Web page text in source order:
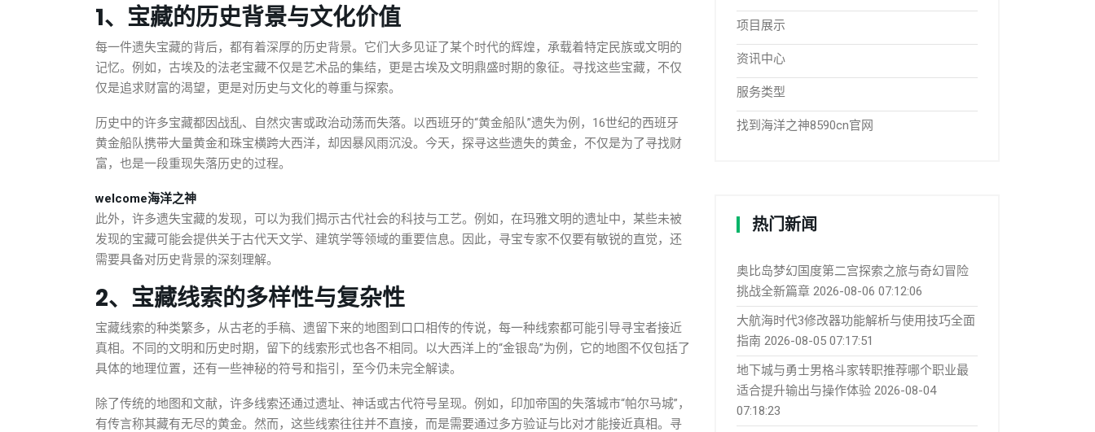
1、宝藏的历史背景与文化价值
每一件遗失宝藏的背后，都有着深厚的历史背景。它们大多见证了某个时代的辉煌，承载着特定民族或文明的
记忆。例如，古埃及的法老宝藏不仅是艺术品的集结，更是古埃及文明鼎盛时期的象征。寻找这些宝藏，不仅
仅是追求财富的渴望，更是对历史与文化的尊重与探索。
历史中的许多宝藏都因战乱、自然灾害或政治动荡而失落。以西班牙的“黄金船队”遗失为例，16世纪的西班牙
黄金船队携带大量黄金和珠宝横跨大西洋，却因暴风雨沉没。今天，探寻这些遗失的黄金，不仅是为了寻找财
富，也是一段重现失落历史的过程。
welcome海洋之神
此外，许多遗失宝藏的发现，可以为我们揭示古代社会的科技与工艺。例如，在玛雅文明的遗址中，某些未被
发现的宝藏可能会提供关于古代天文学、建筑学等领域的重要信息。因此，寻宝专家不仅要有敏锐的直觉，还
需要具备对历史背景的深刻理解。
2、宝藏线索的多样性与复杂性
宝藏线索的种类繁多，从古老的手稿、遗留下来的地图到口口相传的传说，每一种线索都可能引导寻宝者接近
真相。不同的文明和历史时期，留下的线索形式也各不相同。以大西洋上的“金银岛”为例，它的地图不仅包括了
具体的地理位置，还有一些神秘的符号和指引，至今仍未完全解读。
除了传统的地图和文献，许多线索还通过遗址、神话或古代符号呈现。例如，印加帝国的失落城市“帕尔马城”，
有传言称其藏有无尽的黄金。然而，这些线索往往并不直接，而是需要通过多方验证与比对才能接近真相。寻
项目展示
资讯中心
服务类型
找到海洋之神8590cn官网
热门新闻
奥比岛梦幻国度第二宫探索之旅与奇幻冒险
挑战全新篇章 2026-08-06 07:12:06
大航海时代3修改器功能解析与使用技巧全面
指南 2026-08-05 07:17:51
地下城与勇士男格斗家转职推荐哪个职业最
适合提升输出与操作体验 2026-08-04
07:18:23